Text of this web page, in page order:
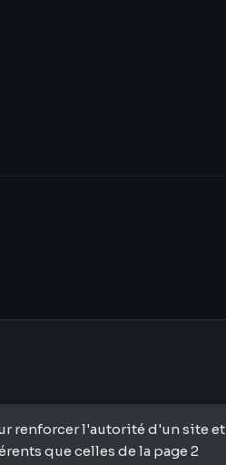
renforcer l'autorité d'un site et
que celles de la page 2